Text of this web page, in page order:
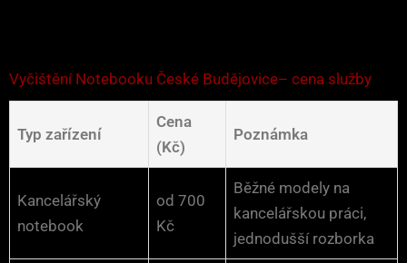
Vyčištění Notebooku České Budějovice– cena služby
Typ zařízení
Cena
(Kč)
Poznámka
Kancelářský
notebook
od 700
Kč
Běžné modely na
kancelářskou práci,
jednodušší rozborka